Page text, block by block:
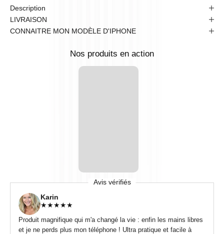
Description
LIVRAISON
CONNAITRE MON MODÈLE D'IPHONE
Nos produits en action
Avis vérifiés
Karin
★★★★★
Produit magnifique qui m'a changé la vie : enfin les mains libres
et je ne perds plus mon téléphone ! Ultra pratique et facile à